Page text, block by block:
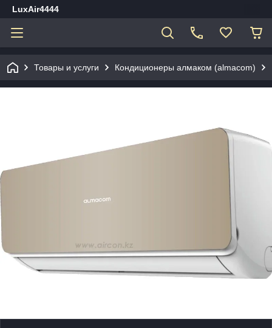
LuxAir4444
Товары и услуги Кондиционеры алмаком (almacom)